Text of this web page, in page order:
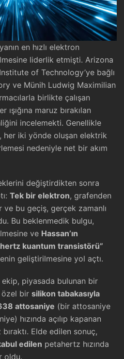
en hızlı elektron
liderlik etmişti. Arizona
of Technology’ye bağlı
ve Münih Ludwig Maximilian
birlikte çalışan
ışığına maruz bırakılan
incelemekti. Genellikle
her iki yönde oluşan elektrik
nedeniyle net bir akım
değiştirdikten sonra
Tek bir elektron, grafenden
bu geçiş, gerçek zamanlı
Bu beklenmedik bulgu,
ve Hassan’ın
kuantum transistörü”
geliştirilmesine yol açtı.
piyasada bulunan bir
özel bir silikon tabakasıyla
attosaniye (bir attosaniye
hızında açılıp kapanan
Elde edilen sonuç,
edilen petahertz hızında
oldu.